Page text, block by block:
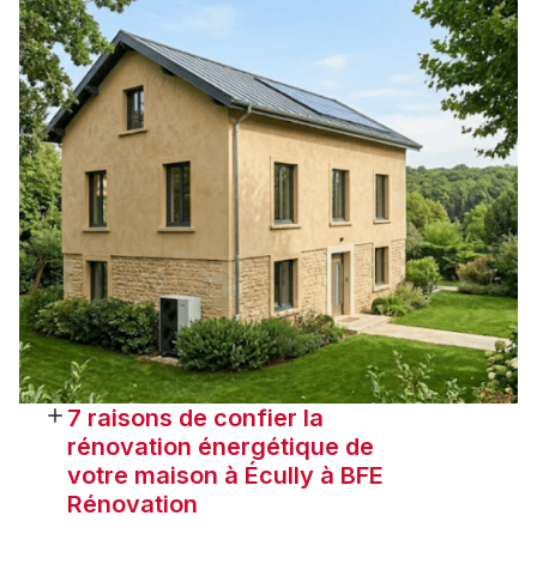
7 raisons de confier la
rénovation énergétique de
votre maison à Écully à BFE
Rénovation